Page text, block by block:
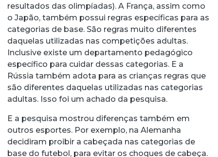
resultados das olimpíadas). A França, assim como
o Japão, também possui regras específicas para as
categorias de base. São regras muito diferentes
daquelas utilizadas nas competições adultas.
Inclusive existe um departamento pedagógico
específico para cuidar dessas categorias. E a
Rússia também adota para as crianças regras que
são diferentes daquelas utilizadas nas categorias
adultas. Isso foi um achado da pesquisa.
E a pesquisa mostrou diferenças também em
outros esportes. Por exemplo, na Alemanha
decidiram proibir a cabeçada nas categorias de
base do futebol, para evitar os choques de cabeça.